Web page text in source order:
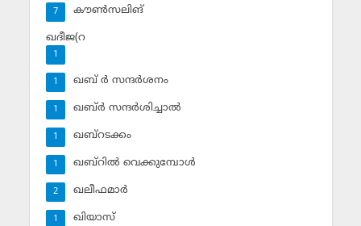
കൗണ്‍സലിങ്‌
7
ഖദീജ(റ
1
ഖബ് ര്‍ സന്ദര്‍ശനം
1
ഖബ്ര്‍ സന്ദര്‍ശിച്ചാല്‍
1
ഖബ്‌റടക്കം
1
ഖബ്‌റില്‍ വെക്കുമ്പോള്‍
1
ഖലീഫമാര്‍
2
ഖിയാസ്
1